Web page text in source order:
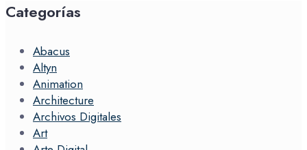
Categorías
Abacus
Altyn
Animation
Architecture
Archivos Digitales
Art